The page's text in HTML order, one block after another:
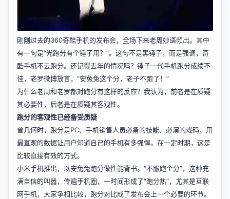
刚刚过去的360奇酷手机的发布会，全场下来老周妙语频出。其中
有一句是“光跑分有个锤子用？”。这句不是黑锤子，而是强调，奇
酷手机不去跑分。还记得去年的情况吗？锤子一代手机跑分成绩不
佳，老罗微博放言，“安兔兔这个分，老子不跑了！”
为什么老周和老罗都对跑分有这样的反应？我认为，前者是在质疑
其必要性，后者是在质疑其客观性。
跑分的客观性已经备受质疑
曾几何时，跑分是PC、手机销售人员必备的技能、必演的戏码，用
最直观的数据让用户知道自己的手机有多强悍。在一定时期，这是
比较直接有效的方式。
小米手机推出，以安兔兔跑分做性能背书。“不服跑个分”，这种充
满自信的叫嚣，传遍手机圈，一时间形成了“跑分热“，尤其是互联
网手机，大家争相比较，跑分对比成了发布会上一个必要的环节。